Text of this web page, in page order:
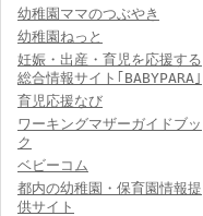
幼稚園ママのつぶやき
幼稚園ねっと
妊娠・出産・育児を応援する
総合情報サイト｢BABYPARA｣
育児応援なび
ワーキングマザーガイドブッ
ク
ベビーコム
都内の幼稚園・保育園情報提
供サイト